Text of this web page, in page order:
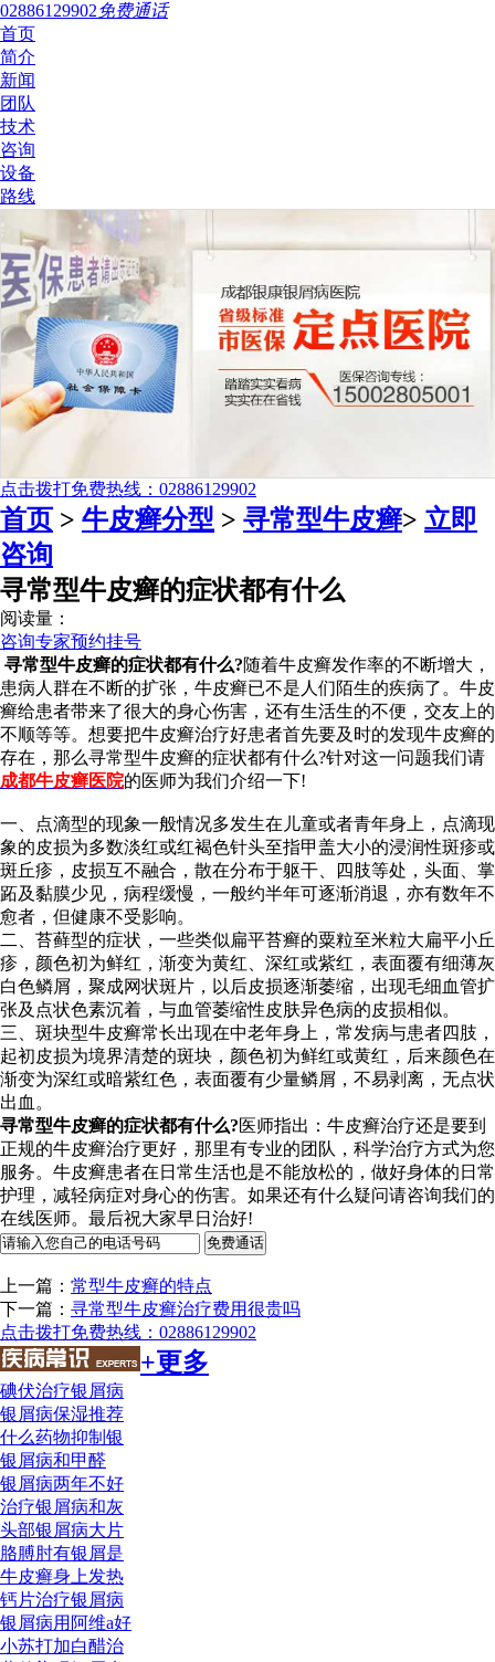
02886129902免费通话
首页
简介
新闻
团队
技术
咨询
设备
路线
点击拨打免费热线：02886129902
首页 > 牛皮癣分型 > 寻常型牛皮癣> 立即
咨询
寻常型牛皮癣的症状都有什么
阅读量：
咨询专家预约挂号
寻常型牛皮癣的症状都有什么?随着牛皮癣发作率的不断增大，
患病人群在不断的扩张，牛皮癣已不是人们陌生的疾病了。牛皮
癣给患者带来了很大的身心伤害，还有生活生的不便，交友上的
不顺等等。想要把牛皮癣治疗好患者首先要及时的发现牛皮癣的
存在，那么寻常型牛皮癣的症状都有什么?针对这一问题我们请
成都牛皮癣医院的医师为我们介绍一下!
一、点滴型的现象一般情况多发生在儿童或者青年身上，点滴现
象的皮损为多数淡红或红褐色针头至指甲盖大小的浸润性斑疹或
斑丘疹，皮损互不融合，散在分布于躯干、四肢等处，头面、掌
跖及黏膜少见，病程缓慢，一般约半年可逐渐消退，亦有数年不
愈者，但健康不受影响。
二、苔藓型的症状，一些类似扁平苔癣的粟粒至米粒大扁平小丘
疹，颜色初为鲜红，渐变为黄红、深红或紫红，表面覆有细薄灰
白色鳞屑，聚成网状斑片，以后皮损逐渐萎缩，出现毛细血管扩
张及点状色素沉着，与血管萎缩性皮肤异色病的皮损相似。
三、斑块型牛皮癣常长出现在中老年身上，常发病与患者四肢，
起初皮损为境界清楚的斑块，颜色初为鲜红或黄红，后来颜色在
渐变为深红或暗紫红色，表面覆有少量鳞屑，不易剥离，无点状
出血。
寻常型牛皮癣的症状都有什么?医师指出：牛皮癣治疗还是要到
正规的牛皮癣治疗更好，那里有专业的团队，科学治疗方式为您
服务。牛皮癣患者在日常生活也是不能放松的，做好身体的日常
护理，减轻病症对身心的伤害。如果还有什么疑问请咨询我们的
在线医师。最后祝大家早日治好!
上一篇： 常型牛皮癣的特点
下一篇： 寻常型牛皮癣治疗费用很贵吗
点击拨打免费热线：02886129902
+更多
碘伏治疗银屑病
银屑病保湿推荐
什么药物抑制银
银屑病和甲醛
银屑病两年不好
治疗银屑病和灰
头部银屑病大片
胳膊肘有银屑是
牛皮癣身上发热
钙片治疗银屑病
银屑病用阿维a好
小苏打加白醋治